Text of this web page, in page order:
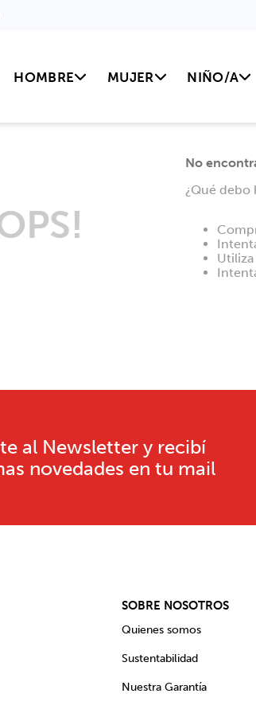
HOMBRE MUJER NIÑO/A
No
¿Qué debo
al Newsletter y recibí
novedades en tu mail
SOBRE NOSOTROS
Quienes somos
Sustentabilidad
Nuestra Garantía